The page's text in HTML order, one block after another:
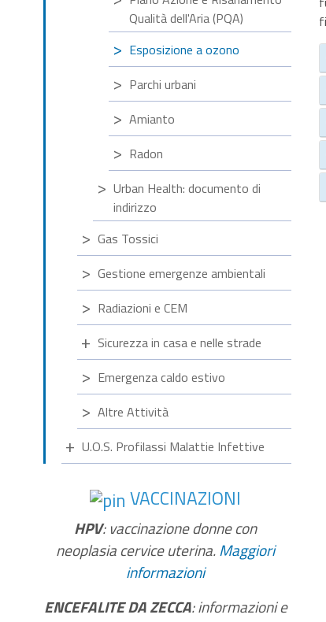
Qualità dell'Aria (PQA)
Esposizione a ozono
Parchi urbani
Amianto
Radon
Urban Health: documento di
indirizzo
Gas Tossici
Gestione emergenze ambientali
Radiazioni e CEM
Sicurezza in casa e nelle strade
Emergenza caldo estivo
Altre Attività
U.O.S. Profilassi Malattie Infettive
VACCINAZIONI
HPV: vaccinazione donne con
neoplasia cervice uterina.Maggiori
informazioni
ENCEFALITE DA ZECCA: informazioni e